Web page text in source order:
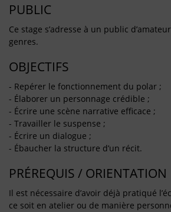
PUBLIC
Ce stage s’adresse à un public
genres.
OBJECTIFS
- Repérer le fonctionnement du polar ;
- Élaborer un personnage crédible ;
- Écrire une scène narrative efficace ;
- Travailler le suspense ;
- Écrire un dialogue ;
- Ébaucher la structure d’un récit.
PRÉREQUIS / ORIENTATION
Il est nécessaire d’avoir déjà pratiqué
ce soit en atelier ou de manière